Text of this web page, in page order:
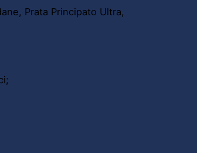
Prata Principato Ultra,